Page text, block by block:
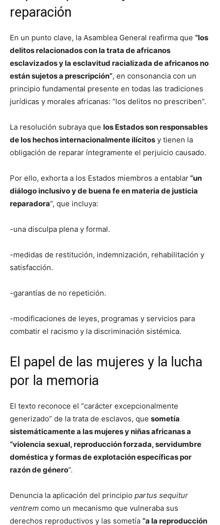
reparación
En un punto clave, la Asamblea General reafirma que “los
delitos relacionados con la trata de africanos
esclavizados y la esclavitud racializada de africanos no
están sujetos a prescripción”, en consonancia con un
principio fundamental presente en todas las tradiciones
jurídicas y morales africanas: “los delitos no prescriben”.
La resolución subraya que los Estados son responsables
de los hechos internacionalmente ilícitos y tienen la
obligación de reparar íntegramente el perjuicio causado.
Por ello, exhorta a los Estados miembros a entablar“un
diálogo inclusivo y de buena fe en materia de justicia
reparadora“, que incluya:
-una disculpa plena y formal.
-medidas de restitución, indemnización, rehabilitación y
satisfacción.
-garantías de no repetición.
-modificaciones de leyes, programas y servicios para
combatir el racismo y la discriminación sistémica.
El papel de las mujeres y la lucha
por la memoria
El texto reconoce el “carácter excepcionalmente
generizado” de la trata de esclavos, que sometía
sistemáticamente a las mujeres y niñas africanas a
“violencia sexual, reproducción forzada, servidumbre
doméstica y formas de explotación específicas por
razón de género“.
Denuncia la aplicación del principio partus sequitur
ventrem como un mecanismo que vulneraba sus
derechos reproductivos y las sometía “a la reproducción